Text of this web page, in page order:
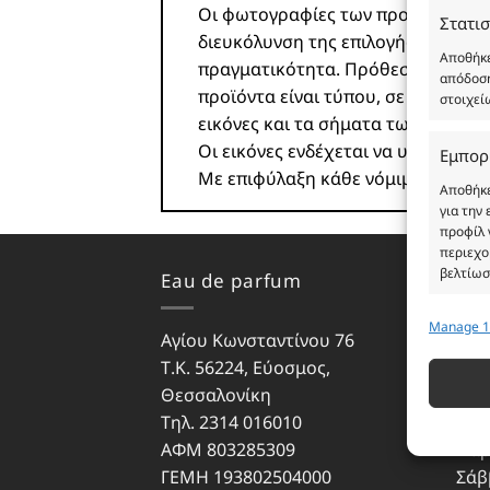
για την
προφίλ
που
Manage
Οι φωτογραφίες των προϊόντων
διευκόλυνση της επιλογής σας.
πραγματικότητα. Πρόθεση της
προϊόντα είναι τύπου, σε χύμα
εικόνες και τα σήματα των
Οι εικόνες ενδέχεται να
Με επιφύλαξη κάθε νόμιμου
Eau de parfum
Αγίου Κωνσταντίνου 76
Τ.Κ. 56224, Εύοσμος,
Θεσσαλονίκη
Τηλ. 2314 016010
ΑΦΜ 803285309
ΓΕΜΗ 193802504000